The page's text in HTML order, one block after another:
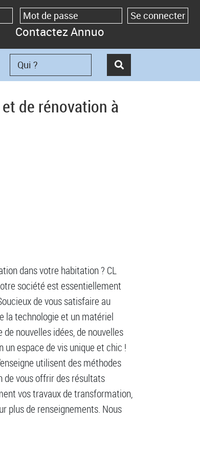
Contactez Annuo
de rénovation à
dans votre habitation ? CL
société est essentiellement
de vous satisfaire au
la technologie et un matériel
nouvelles idées, de nouvelles
espace de vis unique et chic !
utilisent des méthodes
de vous offrir des résultats
vos travaux de transformation,
plus de renseignements. Nous